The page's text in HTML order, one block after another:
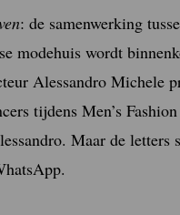
: de samenwerking
modehuis wordt
Alessandro Michele
tijdens Men’s
Maar de letters